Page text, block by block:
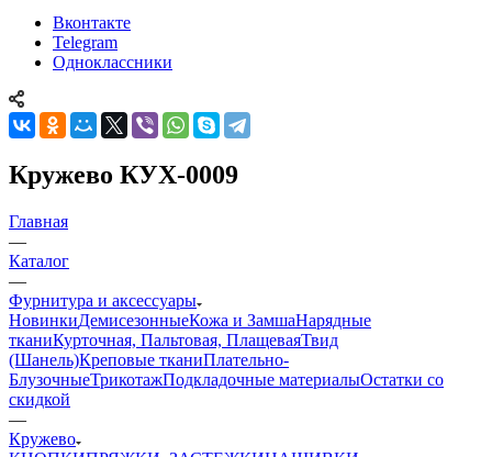
Вконтакте
Telegram
Одноклассники
Кружево КУХ-0009
Главная
—
Каталог
—
Фурнитура и аксессуары
НовинкиДемисезонныеКожа и ЗамшаНарядные
тканиКурточная, Пальтовая, ПлащеваяТвид
(Шанель)Креповые тканиПлательно-
БлузочныеТрикотажПодкладочные материалыОстатки со
скидкой
—
Кружево